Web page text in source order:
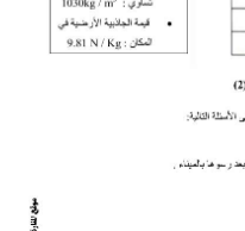
بحوث في مجالات اخرى